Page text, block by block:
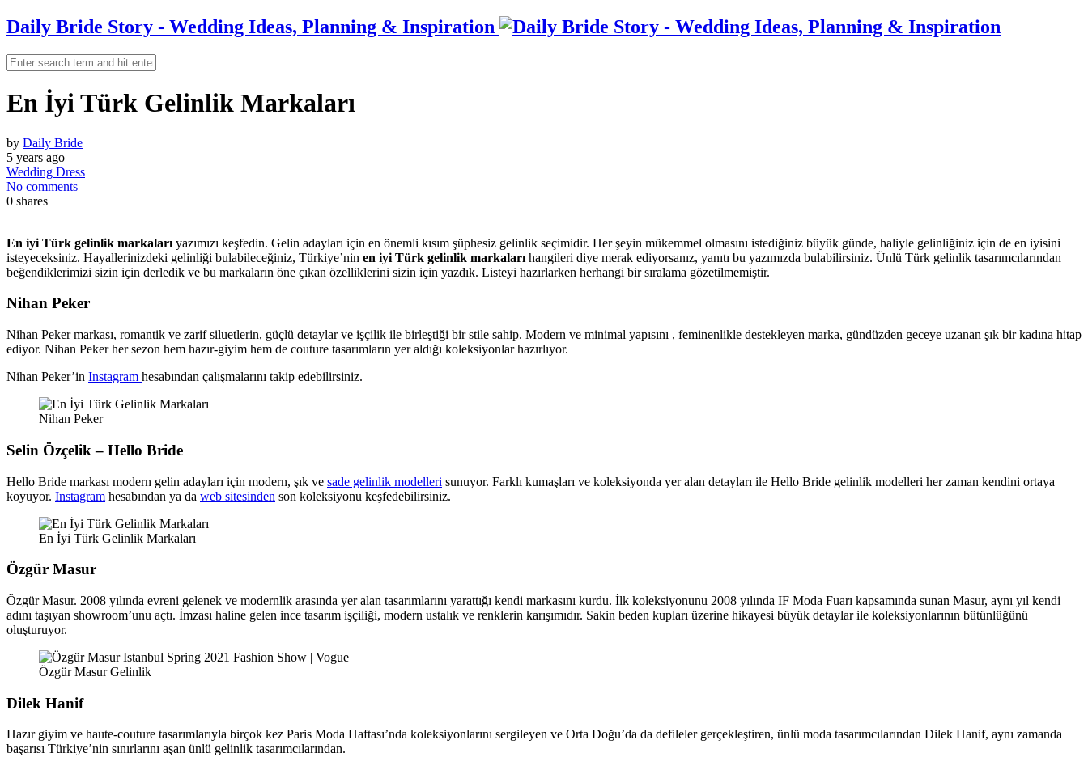
Daily Bride Story - Wedding Ideas, Planning & Inspiration
En İyi Türk Gelinlik Markaları
by Daily Bride
5 years ago
Wedding Dress
No comments
0 shares
En iyi Türk gelinlik markaları yazımızı keşfedin. Gelin adayları için en önemli kısım şüphesiz gelinlik seçimidir. Her şeyin mükemmel olmasını istediğiniz büyük günde, haliyle gelinliğiniz için de en iyisini
isteyeceksiniz. Hayallerinizdeki gelinliği bulabileceğiniz, Türkiye’nin en iyi Türk gelinlik markaları hangileri diye merak ediyorsanız, yanıtı bu yazımızda bulabilirsiniz. Ünlü Türk gelinlik tasarımcılarından
beğendiklerimizi sizin için derledik ve bu markaların öne çıkan özelliklerini sizin için yazdık. Listeyi hazırlarken herhangi bir sıralama gözetilmemiştir.
Nihan Peker
Nihan Peker markası, romantik ve zarif siluetlerin, güçlü detaylar ve işçilik ile birleştiği bir stile sahip. Modern ve minimal yapısını , feminenlikle destekleyen marka, gündüzden geceye uzanan şık bir kadına hitap
ediyor. Nihan Peker her sezon hem hazır-giyim hem de couture tasarımların yer aldığı koleksiyonlar hazırlıyor.
Nihan Peker’in Instagram hesabından çalışmalarını takip edebilirsiniz.
Nihan Peker
Selin Özçelik – Hello Bride
Hello Bride markası modern gelin adayları için modern, şık ve sade gelinlik modelleri sunuyor. Farklı kumaşları ve koleksiyonda yer alan detayları ile Hello Bride gelinlik modelleri her zaman kendini ortaya
koyuyor. Instagram hesabından ya da web sitesinden son koleksiyonu keşfedebilirsiniz.
En İyi Türk Gelinlik Markaları
Özgür Masur
Özgür Masur. 2008 yılında evreni gelenek ve modernlik arasında yer alan tasarımlarını yarattığı kendi markasını kurdu. İlk koleksiyonunu 2008 yılında IF Moda Fuarı kapsamında sunan Masur, aynı yıl kendi
adını taşıyan showroom’unu açtı. İmzası haline gelen ince tasarım işçiliği, modern ustalık ve renklerin karışımıdır. Sakin beden kupları üzerine hikayesi büyük detaylar ile koleksiyonlarının bütünlüğünü
oluşturuyor.
Özgür Masur Gelinlik
Dilek Hanif
Hazır giyim ve haute-couture tasarımlarıyla birçok kez Paris Moda Haftası’nda koleksiyonlarını sergileyen ve Orta Doğu’da da defileler gerçekleştiren, ünlü moda tasarımcılarından Dilek Hanif, aynı zamanda
başarısı Türkiye’nin sınırlarını aşan ünlü gelinlik tasarımcılarından.